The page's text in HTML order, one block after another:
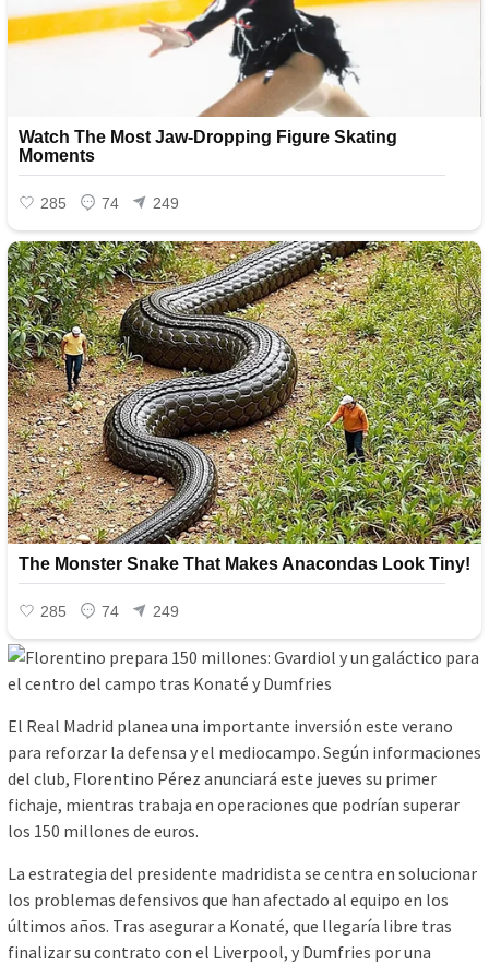
El Real Madrid planea una importante inversión este verano
para reforzar la defensa y el mediocampo. Según informaciones
del club, Florentino Pérez anunciará este jueves su primer
fichaje, mientras trabaja en operaciones que podrían superar
los 150 millones de euros.
La estrategia del presidente madridista se centra en solucionar
los problemas defensivos que han afectado al equipo en los
últimos años. Tras asegurar a Konaté, que llegaría libre tras
finalizar su contrato con el Liverpool, y Dumfries por una